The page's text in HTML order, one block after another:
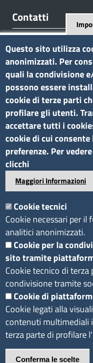
Contatti
tel. 0165
P.I.
C.F.
Pec
Bandi di gara e
Bilanci
Concorsi e selezioni
Procedimenti
Seguici su
Sito web
Accesso riservato
Redazione
Footer
Privacy e Cookie
Policy
Questo sito utilizza
anonimizzati. Per
quali la condivisione
possono essere
cookie di terze parti
profilare gli utenti.
accettare tutti i
cookie di cui
preferenze. Per
clicchi
Maggiori Informazioni
Cookie tecnici
Cookie necessari per
analitici anonimizzati.
Cookie per la
sito tramite
Cookie tecnico di
condivisione tramite
Cookie di
Cookie legati alla
contenuti multimediali
terza parte di profilare
Conferma le scelte